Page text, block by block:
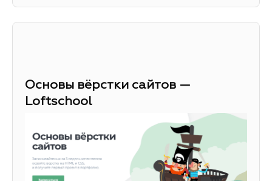
Основы вёрстки сайтов —
Loftschool